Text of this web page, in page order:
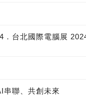
台北國際電腦展
聯、共創未來